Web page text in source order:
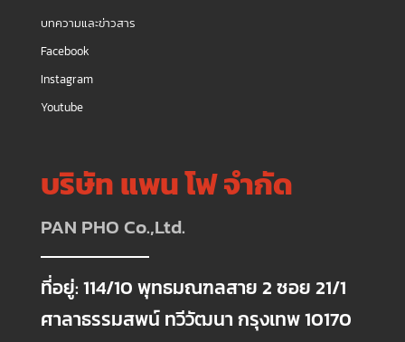
บทความและข่าวสาร
Facebook
Instagram
Youtube
บริษัท แพน โฟ จำกัด
PAN PHO Co.,Ltd.
ที่อยู่: 114/10 พุทธมณฑลสาย 2 ซอย 21/1
ศาลาธรรมสพน์ ทวีวัฒนา กรุงเทพ 10170